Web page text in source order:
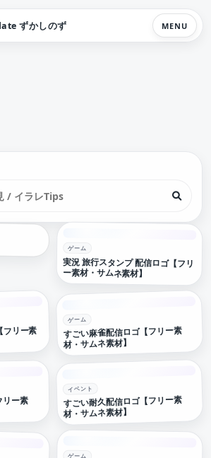
ずかしのず MENU
ゲーム
実況 旅行スタンプ 配信ロゴ【フリ
ー素材・サムネ素材】
リー素
ゲーム
すごい麻雀配信ロゴ【フリー素
材・サムネ素材】
リー素
イベント
すごい耐久配信ロゴ【フリー素
材・サムネ素材】
ゲーム